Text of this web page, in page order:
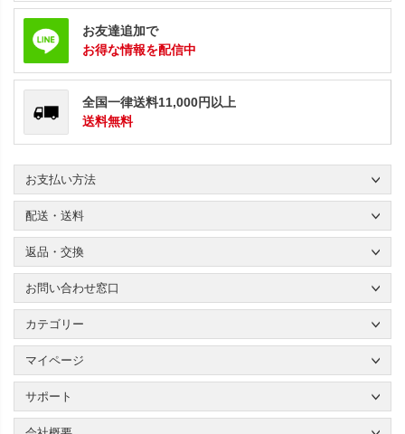
お友達追加で
お得な情報を配信中
全国一律送料11,000円以上
送料無料
お支払い方法
配送・送料
返品・交換
お問い合わせ窓口
カテゴリー
マイページ
サポート